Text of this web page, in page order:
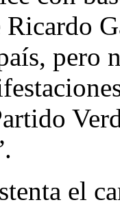
Ricardo
pero
el